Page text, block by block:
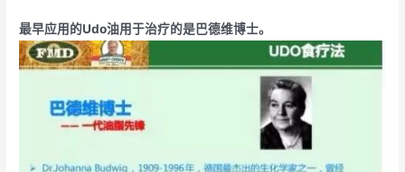
最早应用的Udo油用于治疗的是巴德维博士。